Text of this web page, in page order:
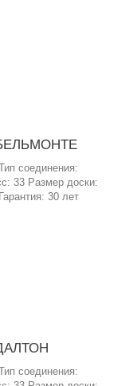
БЕЛЬМОНТЕ
соединения:
33 Размер доски:
30 лет
соединения: